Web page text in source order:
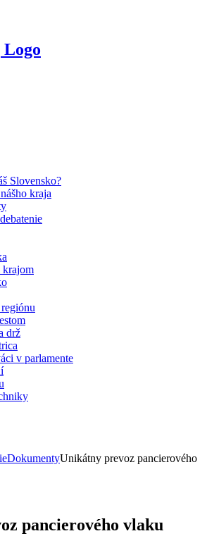
Slovensko?
kraja
drž
v parlamente
DokumentyUnikátny prevoz pancierového
pancierového vlaku